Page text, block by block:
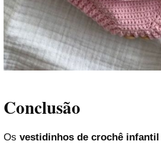
Conclusão
Os vestidinhos de crochê infantil